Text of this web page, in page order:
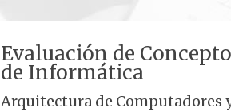
Evaluación de
de Informática
Arquitectura de Computadores